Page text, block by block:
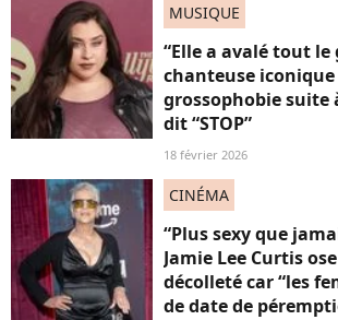
MUSIQUE
“Elle a avalé tout le
chanteuse
grossophobie suite
dit “STOP”
18 février 2026
CINÉMA
“Plus sexy que
Jamie Lee Curtis
décolleté car “les
de date de